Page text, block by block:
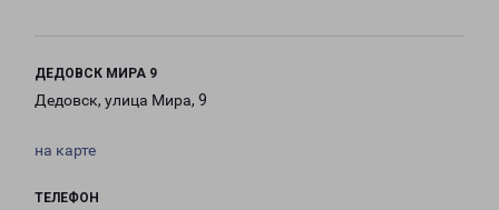
ДЕДОВСК МИРА 9
Дедовск, улица Мира, 9
на карте
ТЕЛЕФОН